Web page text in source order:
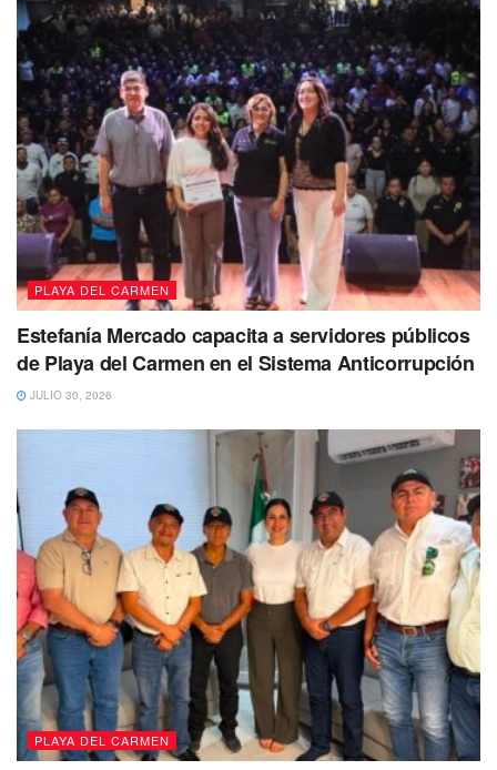
PLAYA DEL CARMEN
Estefanía Mercado capacita a servidores públicos
de Playa del Carmen en el Sistema Anticorrupción
JULIO 30, 2026
PLAYA DEL CARMEN